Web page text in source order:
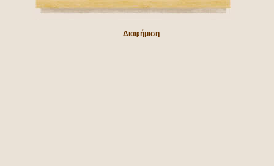
Διαφήμιση